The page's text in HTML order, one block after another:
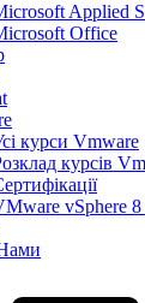
Applied
Office
курси Vmware
курсів
vSphere 8